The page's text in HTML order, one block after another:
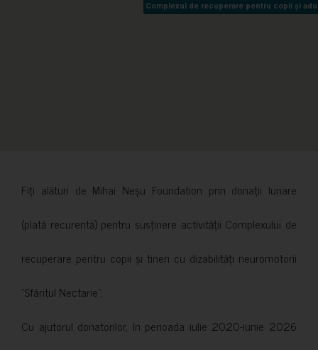
Complexul de recuperare pentru copii și
Complexul de recuperare pentru copii și
Fiți alături de Mihai Neșu Foundation prin donații lunare
(plată recurentă) pentru susținere activității Complexului de
recuperare pentru copii și tineri cu dizabilități neuromotorii
”Sfântul Nectarie”.
Cu ajutorul donatorilor, în perioada iulie 2020-iunie 2026